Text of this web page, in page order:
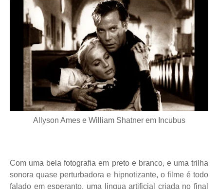
Allyson Ames e William Shatner em Incubus
Com uma bela fotografia em preto e branco, e uma trilha
sonora quase perturbadora e hipnotizante, o filme é todo
falado em esperanto, uma lingua artificial criada no final